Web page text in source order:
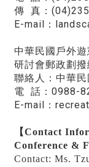
傳 真：
E-mail：
中華民國戶外
研討會郵政劃撥
聯絡人：中華
電 話：0988-
E-mail：
【Contact
Conference &
Contact: Ms.